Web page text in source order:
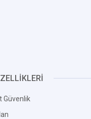
Güvenlik